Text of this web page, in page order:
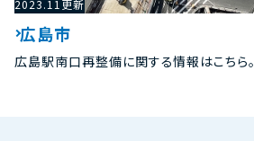
2023.11更新
広島市
広島駅南口再整備に関する情報はこちら。